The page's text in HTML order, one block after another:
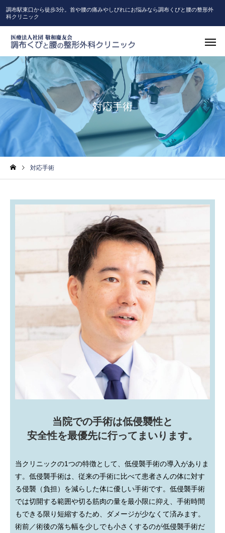
調布駅東口から徒歩3分。首や腰の痛みやしびれにお悩みなら調布くびと腰の整形外
科クリニック
対応手術
対応手術
当院での手術は低侵襲性と
安全性を最優先に行ってまいります。
当クリニックの1つの特徴として、低侵襲手術の導入がありま
す。低侵襲手術は、従来の手術に比べて患者さんの体に対す
る侵襲（負担）を減らした体に優しい手術です。低侵襲手術
では切開する範囲や切る筋肉の量を最小限に抑え、手術時間
もできる限り短縮するため、ダメージが少なくて済みます。
術前／術後の落ち幅を少しでも小さくするのが低侵襲手術だ